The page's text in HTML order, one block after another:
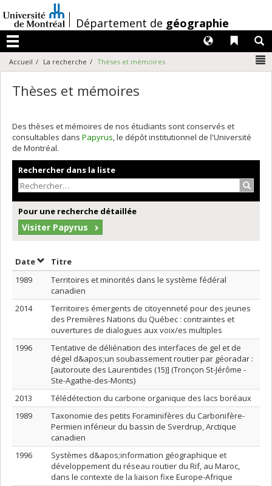
au
contenu
/Département de géographie
Menu
Liens
Langues
Accueil La recherche Thèses et mémoires
Thèses et mémoires
Des thèses et mémoires de nos étudiants sont conservés et
consultables dans Papyrus, le dépôt institutionnel de l'Université
de Montréal.
Rechercher dans la liste
Pour une recherche détaillée
Visiter Papyrus
DateTrier par date en ordre décroissant
Titre
1989
Territoires et minorités dans le système fédéral
canadien
2014
Territoires émergents de citoyenneté pour des jeunes
des Premières Nations du Québec : contraintes et
ouvertures de dialogues aux voix/es multiples
1996
Tentative de déliénation des interfaces de gel et de
dégel d&apos;un soubassement routier par géoradar :
[autoroute des Laurentides (15)] (Tronçon St-Jérôme -
Ste-Agathe-des-Monts)
2013
Télédétection du carbone organique des lacs boréaux
1989
Taxonomie des petits Foraminifères du Carbonifère-
Permien inférieur du bassin de Sverdrup, Arctique
canadien
1996
Systèmes d&apos;information géographique et
développement du réseau routier du Rif, au Maroc,
dans le contexte de la liaison fixe Europe-Afrique